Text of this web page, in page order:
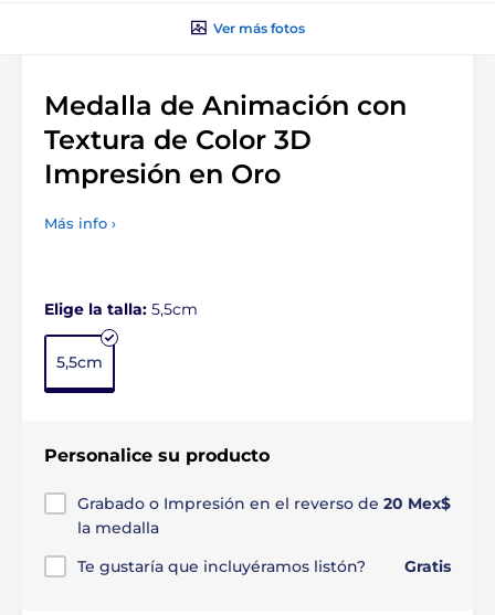
Ver más fotos
Medalla de Animación con
Textura de Color 3D
Impresión en Oro
Más info ›
Elige la talla: 5,5cm
5,5cm
Personalice su producto
Grabado o Impresión en el reverso de
la medalla
20 Mex$
Te gustaría que incluyéramos listón? Gratis